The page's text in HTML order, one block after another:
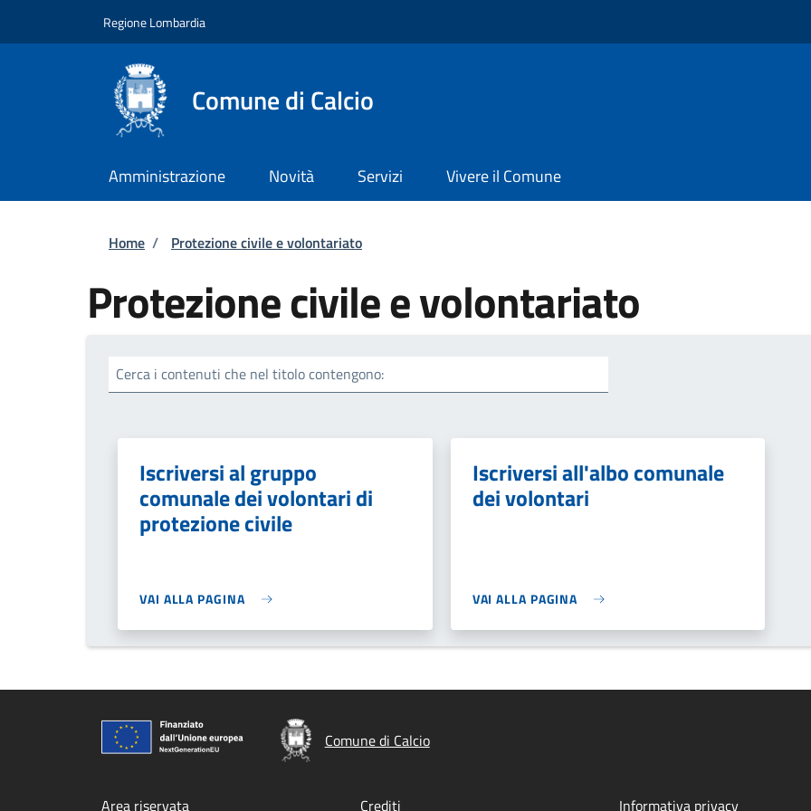
Regione Lombardia
Comune di Calcio
Amministrazione Novità Servizi Vivere il Comune
Briciole di pane
Home / Protezione civile e volontariato
Protezione civile e volontariato
Cerca i contenuti che nel titolo contengono:
Iscriversi al gruppo
comunale dei volontari di
protezione civile
VAI ALLA PAGINA
Iscriversi all'albo comunale
dei volontari
VAI ALLA PAGINA
Comune di Calcio
Area riservata Crediti Informativa privacy